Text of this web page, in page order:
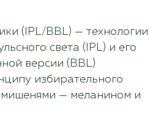
(IPL/BBL) — технологии
света (IPL) и его
версии (BBL)
избирательного
мишенями — меланином и